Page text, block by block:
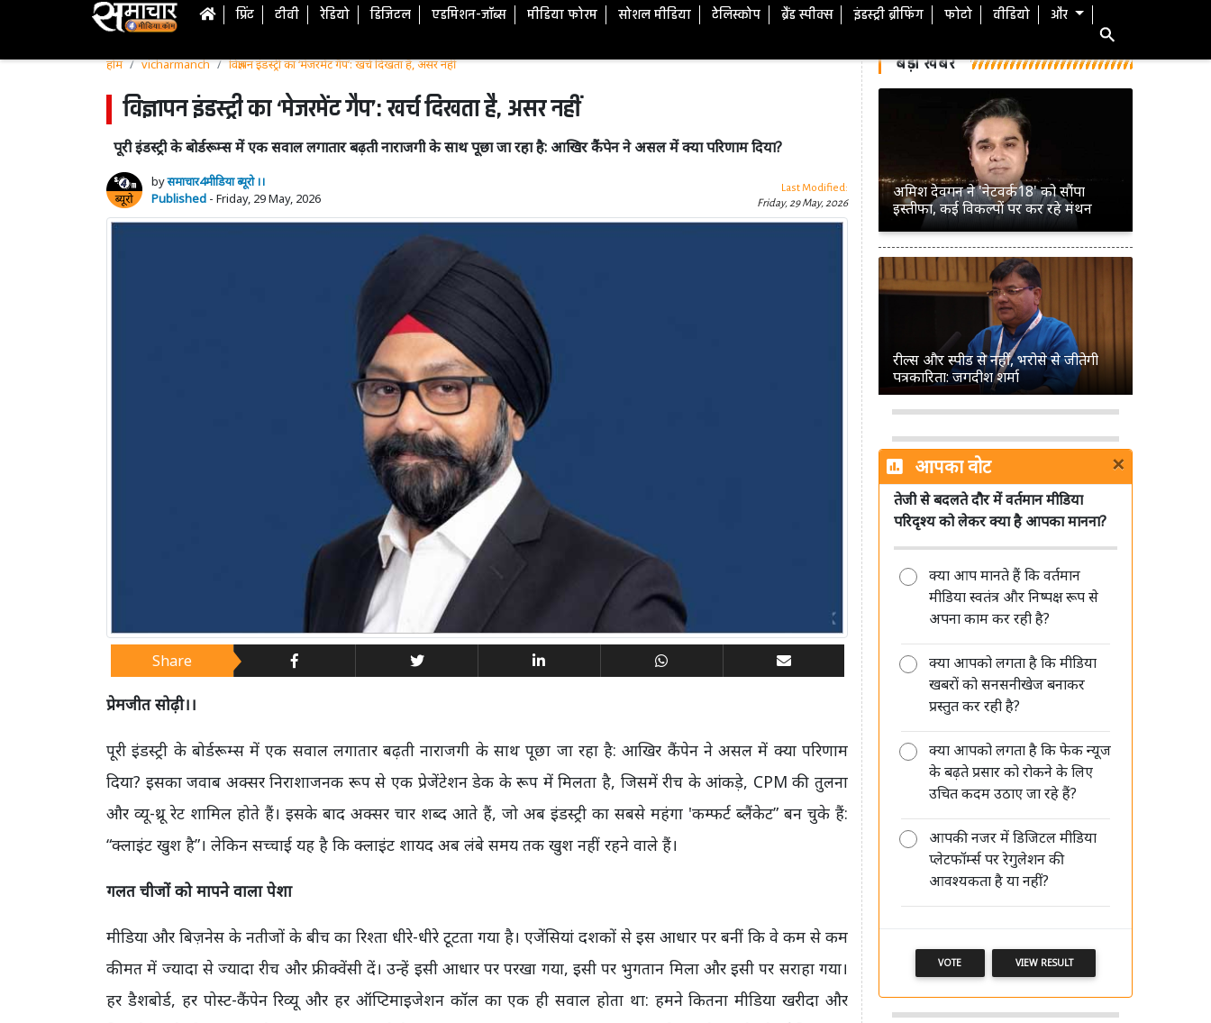
प्रिंट टीवी रेडियो डिजिटल एडमिशन-जॉब्स मीडिया फोरम सोशल मीडिया टेलिस्कोप ब्रैंड स्पीक्स इंडस्ट्री ब्रीफिंग फोटो वीडियो और
होम vicharmanch विज्ञापन इंडस्ट्री का ‘मेजरमेंट गैप’: खर्च दिखता है, असर नहीं
विज्ञापन इंडस्ट्री का ‘मेजरमेंट गैप’: खर्च दिखता है, असर नहीं
पूरी इंडस्ट्री के बोर्डरूम्स में एक सवाल लगातार बढ़ती नाराजगी के साथ पूछा जा रहा है: आखिर कैंपेन ने असल में क्या परिणाम दिया?
byसमाचार4मीडिया ब्यूरो ।।
Published - Friday, 29 May, 2026
Last Modified:
Friday, 29 May, 2026
Share
प्रेमजीत सोढ़ी।।
पूरी इंडस्ट्री के बोर्डरूम्स में एक सवाल लगातार बढ़ती नाराजगी के साथ पूछा जा रहा है: आखिर कैंपेन ने असल में क्या परिणाम
दिया? इसका जवाब अक्सर निराशाजनक रूप से एक प्रेजेंटेशन डेक के रूप में मिलता है, जिसमें रीच के आंकड़े, CPM की तुलना
और व्यू-थ्रू रेट शामिल होते हैं। इसके बाद अक्सर चार शब्द आते हैं, जो अब इंडस्ट्री का सबसे महंगा 'कम्फर्ट ब्लैंकेट” बन चुके हैं:
“क्लाइंट खुश है”। लेकिन सच्चाई यह है कि क्लाइंट शायद अब लंबे समय तक खुश नहीं रहने वाले हैं।
गलत चीजों को मापने वाला पेशा
मीडिया और बिज़नेस के नतीजों के बीच का रिश्ता धीरे-धीरे टूटता गया है। एजेंसियां दशकों से इस आधार पर बनीं कि वे कम से कम
कीमत में ज्यादा से ज्यादा रीच और फ्रीक्वेंसी दें। उन्हें इसी आधार पर परखा गया, इसी पर भुगतान मिला और इसी पर सराहा गया।
हर डैशबोर्ड, हर पोस्ट-कैंपेन रिव्यू और हर ऑप्टिमाइजेशन कॉल का एक ही सवाल होता था: हमने कितना मीडिया खरीदा और
बड़ी खबरें
अमिश देवगन ने 'नेटवर्क18' को सौंपा
इस्तीफा, कई विकल्पों पर कर रहे मंथन
रील्स और स्पीड से नहीं, भरोसे से जीतेगी
पत्रकारिता: जगदीश शर्मा
पत्रकारिता का अगला भविष्य छोटे शहरों
और हाइपर लोकल रिपोर्टर्स के पास: शमशेर
सिंह
मीडिया की जवाबदेही सिर्फ जनता के प्रति
है, किसी सत्ता या विपक्ष के प्रति नहीं: रंजीत
मीडिया की साख बचानी है तो पहले खुद
अपने पेशे का सम्मान करें: आलोक मेहता
आपका वोट ×
तेजी से बदलते दौर में वर्तमान मीडिया
परिदृश्य को लेकर क्या है आपका मानना?
क्या आप मानते हैं कि वर्तमान
मीडिया स्वतंत्र और निष्पक्ष रूप से
अपना काम कर रही है?
क्या आपको लगता है कि मीडिया
खबरों को सनसनीखेज बनाकर
प्रस्तुत कर रही है?
क्या आपको लगता है कि फेक न्यूज
के बढ़ते प्रसार को रोकने के लिए
उचित कदम उठाए जा रहे हैं?
आपकी नजर में डिजिटल मीडिया
प्लेटफॉर्म्स पर रेगुलेशन की
आवश्यकता है या नहीं?
VOTE VIEW RESULT